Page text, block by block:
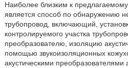
Наиболее близким к
является способ по обнаружению
трубопровод, включающий,
контролируемого участка
преобразователю, изоляцию
помощью звукоизоляционных
акустическими преобразователями